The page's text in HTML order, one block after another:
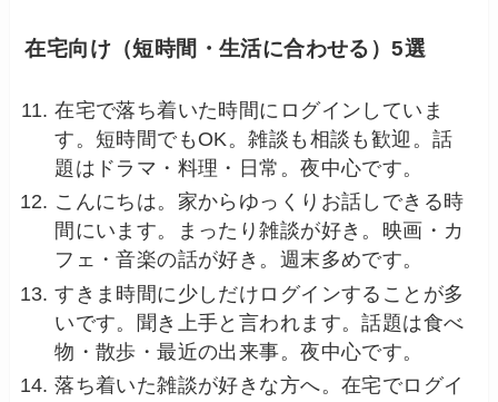
在宅向け（短時間・生活に合わせる）5選
在宅で落ち着いた時間にログインしていま
す。短時間でもOK。雑談も相談も歓迎。話
題はドラマ・料理・日常。夜中心です。
こんにちは。家からゆっくりお話しできる時
間にいます。まったり雑談が好き。映画・カ
フェ・音楽の話が好き。週末多めです。
すきま時間に少しだけログインすることが多
いです。聞き上手と言われます。話題は食べ
物・散歩・最近の出来事。夜中心です。
落ち着いた雑談が好きな方へ。在宅でログイ